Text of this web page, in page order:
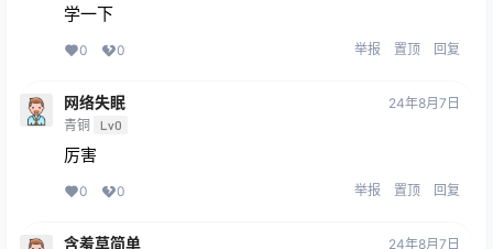
学一下
0 0 举报 置顶 回复
网络失眠
青铜 Lv0
24年8月7日
厉害
0 0 举报 置顶 回复
含羞草简单 24年8月7日